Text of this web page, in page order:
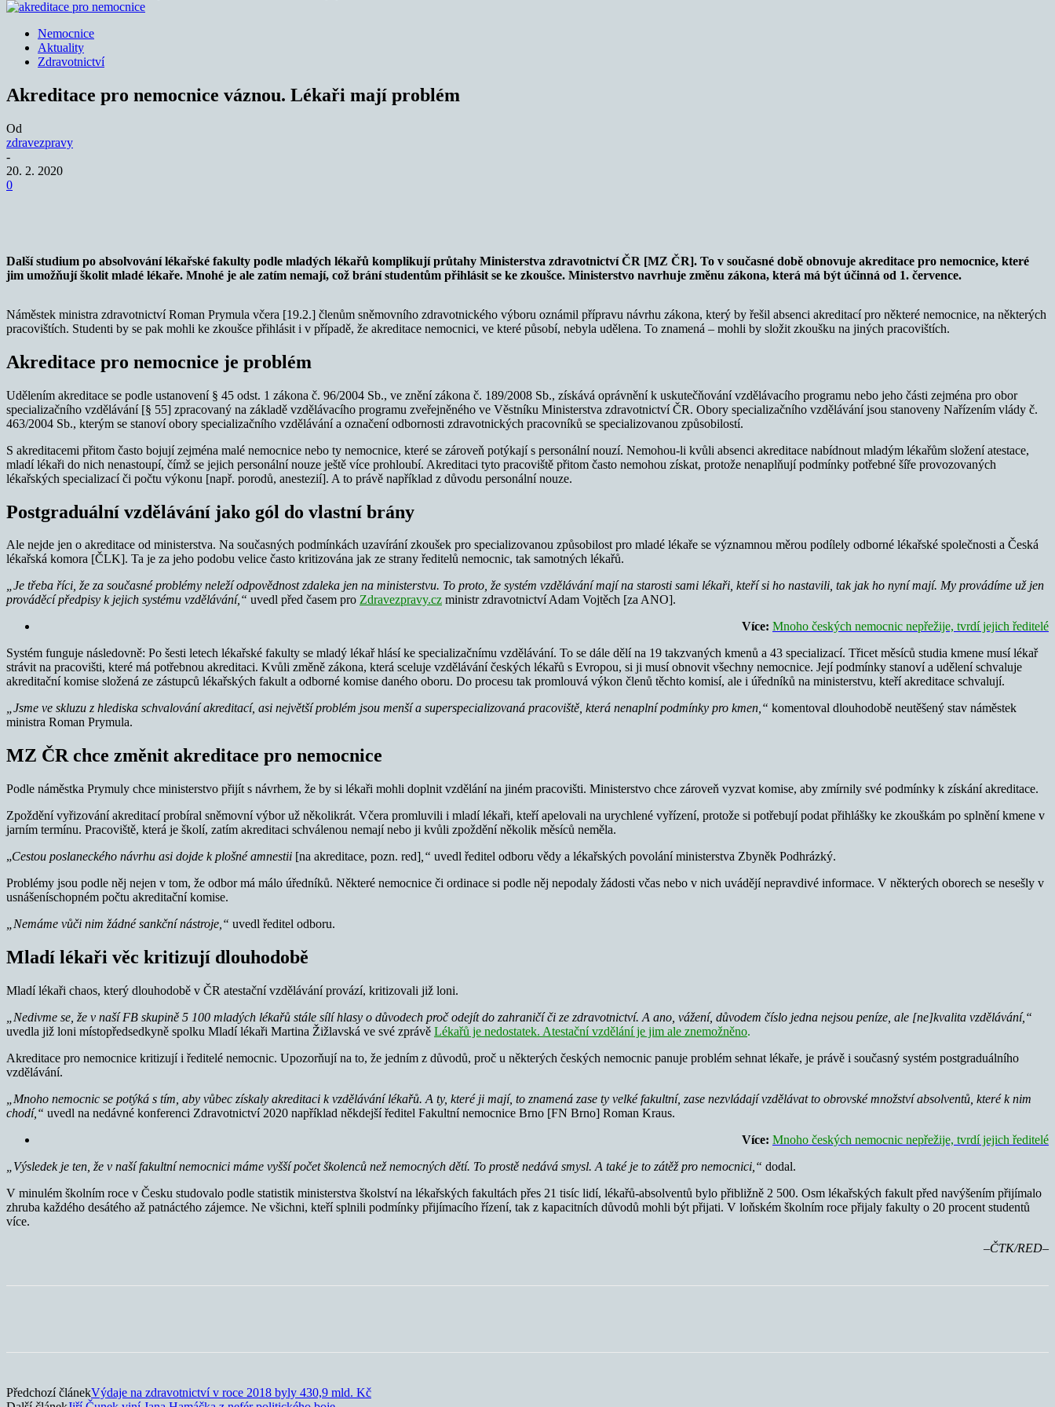
Nemocnice
Aktuality
Zdravotnictví
Akreditace pro nemocnice váznou. Lékaři mají problém
Od
zdravezpravy
-
20. 2. 2020
0
Další studium po absolvování lékařské fakulty podle mladých lékařů komplikují průtahy Ministerstva zdravotnictví ČR [MZ ČR]. To v současné době obnovuje akreditace pro nemocnice, které
jim umožňují školit mladé lékaře. Mnohé je ale zatím nemají, což brání studentům přihlásit se ke zkoušce. Ministerstvo navrhuje změnu zákona, která má být účinná od 1. července.
Náměstek ministra zdravotnictví Roman Prymula včera [19.2.] členům sněmovního zdravotnického výboru oznámil přípravu návrhu zákona, který by řešil absenci akreditací pro některé nemocnice, na některých
pracovištích. Studenti by se pak mohli ke zkoušce přihlásit i v případě, že akreditace nemocnici, ve které působí, nebyla udělena. To znamená – mohli by složit zkoušku na jiných pracovištích.
Akreditace pro nemocnice je problém
Udělením akreditace se podle ustanovení § 45 odst. 1 zákona č. 96/2004 Sb., ve znění zákona č. 189/2008 Sb., získává oprávnění k uskutečňování vzdělávacího programu nebo jeho části zejména pro obor
specializačního vzdělávání [§ 55] zpracovaný na základě vzdělávacího programu zveřejněného ve Věstníku Ministerstva zdravotnictví ČR. Obory specializačního vzdělávání jsou stanoveny Nařízením vlády č.
463/2004 Sb., kterým se stanoví obory specializačního vzdělávání a označení odbornosti zdravotnických pracovníků se specializovanou způsobilostí.
S akreditacemi přitom často bojují zejména malé nemocnice nebo ty nemocnice, které se zároveň potýkají s personální nouzí. Nemohou-li kvůli absenci akreditace nabídnout mladým lékařům složení atestace,
mladí lékaři do nich nenastoupí, čímž se jejich personální nouze ještě více prohloubí. Akreditaci tyto pracoviště přitom často nemohou získat, protože nenaplňují podmínky potřebné šíře provozovaných
lékařských specializací či počtu výkonu [např. porodů, anestezií]. A to právě například z důvodu personální nouze.
Postgraduální vzdělávání jako gól do vlastní brány
Ale nejde jen o akreditace od ministerstva. Na současných podmínkách uzavírání zkoušek pro specializovanou způsobilost pro mladé lékaře se významnou měrou podílely odborné lékařské společnosti a Česká
lékařská komora [ČLK]. Ta je za jeho podobu velice často kritizována jak ze strany ředitelů nemocnic, tak samotných lékařů.
„Je třeba říci, že za současné problémy neleží odpovědnost zdaleka jen na ministerstvu. To proto, že systém vzdělávání mají na starosti sami lékaři, kteří si ho nastavili, tak jak ho nyní mají. My provádíme už jen
prováděcí předpisy k jejich systému vzdělávání,“ uvedl před časem pro Zdravezpravy.cz ministr zdravotnictví Adam Vojtěch [za ANO].
Více: Mnoho českých nemocnic nepřežije, tvrdí jejich ředitelé
Systém funguje následovně: Po šesti letech lékařské fakulty se mladý lékař hlásí ke specializačnímu vzdělávání. To se dále dělí na 19 takzvaných kmenů a 43 specializací. Třicet měsíců studia kmene musí lékař
strávit na pracovišti, které má potřebnou akreditaci. Kvůli změně zákona, která sceluje vzdělávání českých lékařů s Evropou, si ji musí obnovit všechny nemocnice. Její podmínky stanoví a udělení schvaluje
akreditační komise složená ze zástupců lékařských fakult a odborné komise daného oboru. Do procesu tak promlouvá výkon členů těchto komisí, ale i úředníků na ministerstvu, kteří akreditace schvalují.
„Jsme ve skluzu z hlediska schvalování akreditací, asi největší problém jsou menší a superspecializovaná pracoviště, která nenaplní podmínky pro kmen,“ komentoval dlouhodobě neutěšený stav náměstek
ministra Roman Prymula.
MZ ČR chce změnit akreditace pro nemocnice
Podle náměstka Prymuly chce ministerstvo přijít s návrhem, že by si lékaři mohli doplnit vzdělání na jiném pracovišti. Ministerstvo chce zároveň vyzvat komise, aby zmírnily své podmínky k získání akreditace.
Zpoždění vyřizování akreditací probíral sněmovní výbor už několikrát. Včera promluvili i mladí lékaři, kteří apelovali na urychlené vyřízení, protože si potřebují podat přihlášky ke zkouškám po splnění kmene v
jarním termínu. Pracoviště, která je školí, zatím akreditaci schválenou nemají nebo ji kvůli zpoždění několik měsíců neměla.
„Cestou poslaneckého návrhu asi dojde k plošné amnestii [na akreditace, pozn. red] ,“ uvedl ředitel odboru vědy a lékařských povolání ministerstva Zbyněk Podhrázký.
Problémy jsou podle něj nejen v tom, že odbor má málo úředníků. Některé nemocnice či ordinace si podle něj nepodaly žádosti včas nebo v nich uvádějí nepravdivé informace. V některých oborech se nesešly v
usnášeníschopném počtu akreditační komise.
„Nemáme vůči nim žádné sankční nástroje,“ uvedl ředitel odboru.
Mladí lékaři věc kritizují dlouhodobě
Mladí lékaři chaos, který dlouhodobě v ČR atestační vzdělávání provází, kritizovali již loni.
„Nedivme se, že v naší FB skupině 5 100 mladých lékařů stále sílí hlasy o důvodech proč odejít do zahraničí či ze zdravotnictví. A ano, vážení, důvodem číslo jedna nejsou peníze, ale [ne]kvalita vzdělávání,“
uvedla již loni místopředsedkyně spolku Mladí lékaři Martina Žižlavská ve své zprávě Lékařů je nedostatek. Atestační vzdělání je jim ale znemožněno.
Akreditace pro nemocnice kritizují i ředitelé nemocnic. Upozorňují na to, že jedním z důvodů, proč u některých českých nemocnic panuje problém sehnat lékaře, je právě i současný systém postgraduálního
vzdělávání.
„Mnoho nemocnic se potýká s tím, aby vůbec získaly akreditaci k vzdělávání lékařů. A ty, které ji mají, to znamená zase ty velké fakultní, zase nezvládají vzdělávat to obrovské množství absolventů, které k nim
chodí,“ uvedl na nedávné konferenci Zdravotnictví 2020 například někdejší ředitel Fakultní nemocnice Brno [FN Brno] Roman Kraus.
Více: Mnoho českých nemocnic nepřežije, tvrdí jejich ředitelé
„Výsledek je ten, že v naší fakultní nemocnici máme vyšší počet školenců než nemocných dětí. To prostě nedává smysl. A také je to zátěž pro nemocnici,“ dodal.
V minulém školním roce v Česku studovalo podle statistik ministerstva školství na lékařských fakultách přes 21 tisíc lidí, lékařů-absolventů bylo přibližně 2 500. Osm lékařských fakult před navýšením přijímalo
zhruba každého desátého až patnáctého zájemce. Ne všichni, kteří splnili podmínky přijímacího řízení, tak z kapacitních důvodů mohli být přijati. V loňském školním roce přijaly fakulty o 20 procent studentů
více.
–ČTK/RED–
Předchozí článekVýdaje na zdravotnictví v roce 2018 byly 430,9 mld. Kč